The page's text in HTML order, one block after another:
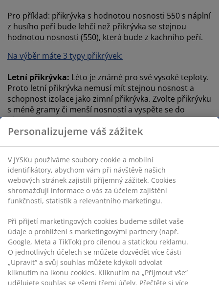
Pro příklad: přikrývka s hodnotou nosnosti 550 s náplní
z husího peří bude lehčí než přikrývka se stejnou
hodnotou nosnosti (550), která bude z kachního peří.
Na výběr máte 3 typy přikrývek:
Letní přikrývka: Léto je známé pro své vysoké teploty.
Proto letní přikrývka nemusí mít stejnou nosnost a
schopnost izolace jako zimní přikrývka. Zvolte přikrývku
s méně gramy či menší nosností a vyspěte se do
růžova i během letních měsíců.
husího prachového peří s hodnotou nosnosti 725.
Celoroční přikrývka:Pokud nechcete pořizovat dvě
různé přikrývky, pořiďte si jednu celoroční, se kterou si
vystačíte přes letní i zimní měsíce. Je dobré
zkombinovat se stejnou teplotou v ložnici.
Přečtěte si více o tom,jak pečovat o přikrývky.
Potíte se v noci nebo mrznete?
Personalizujeme váš zážitek
V JYSKu používáme soubory cookie a mobilní
identifikátory, abychom vám při návštěvě našich
webových stránek zajistili příjemný zážitek. Cookies
shromažďují informace o vás za účelem zajištění
funkčnosti, statistik a relevantního marketingu.
Při přijetí marketingových cookies budeme sdílet vaše
údaje o prohlížení s marketingovými partnery (např.
Google, Meta a TikTok) pro cílenou a statickou reklamu.
O jednotlivých účelech se můžete dozvědět více části
„Upravit“ a svůj souhlas můžete kdykoli odvolat
kliknutím na ikonu cookies. Kliknutím na „Přijmout vše“
udělujete souhlas se všemi třemi účely. Přečtěte si více